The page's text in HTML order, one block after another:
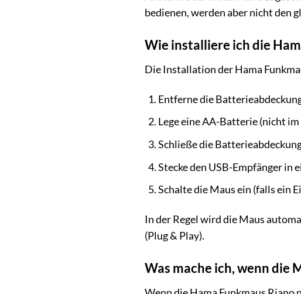
bedienen, werden aber nicht den
Wie installiere ich die
Die Installation der Hama
Entferne die
Lege eine AA-Batterie (nicht
Schließe die
Stecke den USB-Empfänger in
Schalte die Maus ein (falls ein
In der Regel wird die Maus
(Plug & Play).
Was mache ich, wenn die